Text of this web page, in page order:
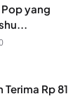
yang
Rp 81